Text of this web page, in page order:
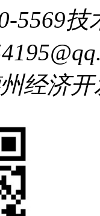
5569技
经济